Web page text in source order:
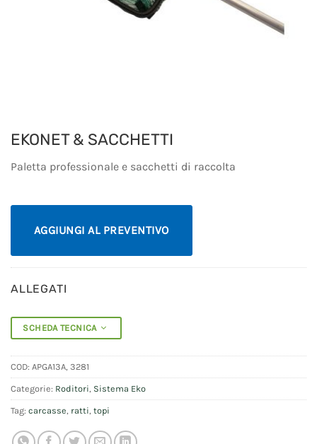
EKONET & SACCHETTI
Paletta professionale e sacchetti di raccolta
AGGIUNGI AL PREVENTIVO
ALLEGATI
SCHEDA TECNICA
COD: APGA13A, 3281
Categorie: Roditori Sistema Eko
Tag: carcasse ratti topi